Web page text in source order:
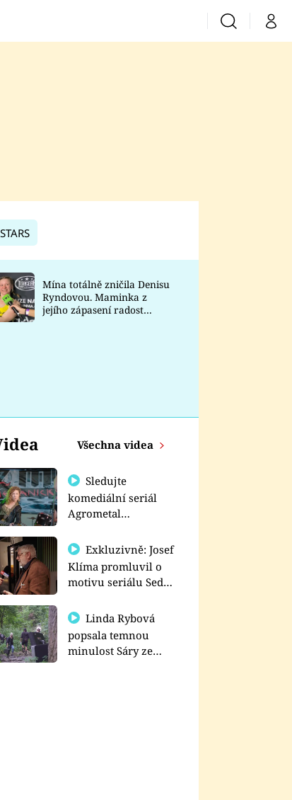
VyhledáváníMůj
Prima Lajk
Sledujte nás
Mína totálně zničila Denisu
Ryndovou. Maminka z
jejího zápasení radost
Všechna videa
Sledujte
komediální seriál
Agrometal
prima+
Exkluzivně: Josef
Klíma promluvil o
motivu seriálu Sedm
Linda Rybová
popsala temnou
minulost Sáry ze